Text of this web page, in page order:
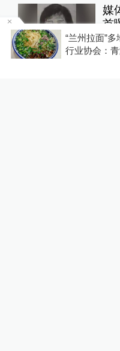
媒
首
直
“兰州拉面”
行业协会：